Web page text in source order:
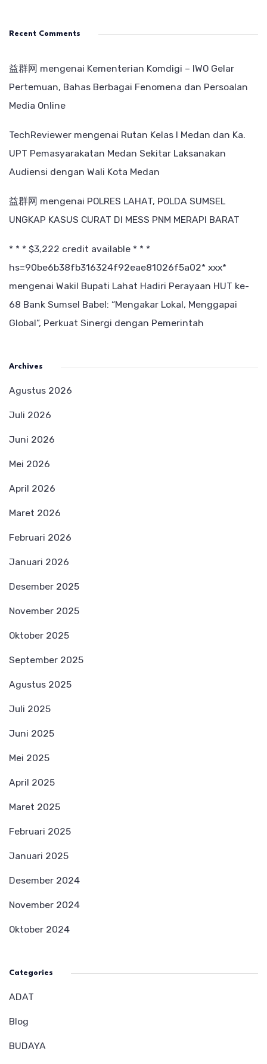
Recent Comments
益群网 mengenai Kementerian Komdigi – IWO Gelar
Pertemuan, Bahas Berbagai Fenomena dan Persoalan
Media Online
TechReviewer mengenai Rutan Kelas I Medan dan Ka.
UPT Pemasyarakatan Medan Sekitar Laksanakan
Audiensi dengan Wali Kota Medan
益群网 mengenai POLRES LAHAT, POLDA SUMSEL
UNGKAP KASUS CURAT DI MESS PNM MERAPI BARAT
* * * $3,222 credit available * * *
hs=90be6b38fb316324f92eae81026f5a02* ххх*
mengenai Wakil Bupati Lahat Hadiri Perayaan HUT ke-
68 Bank Sumsel Babel: “Mengakar Lokal, Menggapai
Global”, Perkuat Sinergi dengan Pemerintah
Archives
Agustus 2026
Juli 2026
Juni 2026
Mei 2026
April 2026
Maret 2026
Februari 2026
Januari 2026
Desember 2025
November 2025
Oktober 2025
September 2025
Agustus 2025
Juli 2025
Juni 2025
Mei 2025
April 2025
Maret 2025
Februari 2025
Januari 2025
Desember 2024
November 2024
Oktober 2024
Categories
ADAT
Blog
BUDAYA